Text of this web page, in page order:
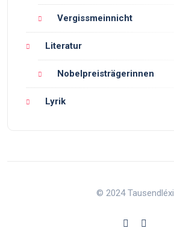
Vergissmeinnicht
Literatur
Nobelpreisträgerinnen
Lyrik
© 2024 Tausendléxi